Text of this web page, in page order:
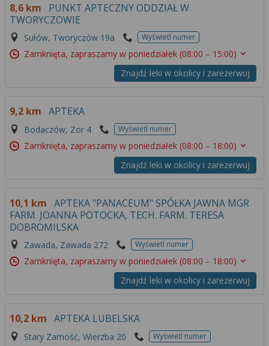
8,6 km
PUNKT APTECZNY ODDZIAŁ W
TWORYCZOWIE
Sułów, Tworyczów 19a Wyświetl numer
Zamknięta, zapraszamy w poniedziałek (08:00 – 15:00)
Znajdź leki w okolicy i zarezerwuj
9,2 km APTEKA
Bodaczów, Zor 4 Wyświetl numer
Zamknięta, zapraszamy w poniedziałek (08:00 – 18:00)
Znajdź leki w okolicy i zarezerwuj
10,1 km APTEKA "PANACEUM" SPÓŁKA JAWNA MGR
FARM. JOANNA POTOCKA, TECH. FARM. TERESA
DOBROMILSKA
Zawada, Zawada 272 Wyświetl numer
Zamknięta, zapraszamy w poniedziałek (08:00 – 18:00)
Znajdź leki w okolicy i zarezerwuj
10,2 km APTEKA LUBELSKA
Stary Zamość, Wierzba 20 Wyświetl numer